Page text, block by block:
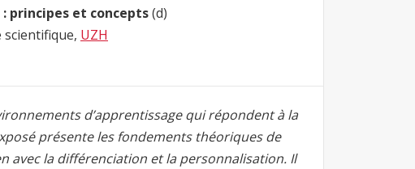
principes et concepts(d)
UZH
d’apprentissage qui répondent à la
présente les fondements théoriques de
avec la différenciation et la personnalisation. Il